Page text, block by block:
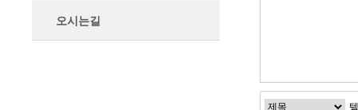
오시는길